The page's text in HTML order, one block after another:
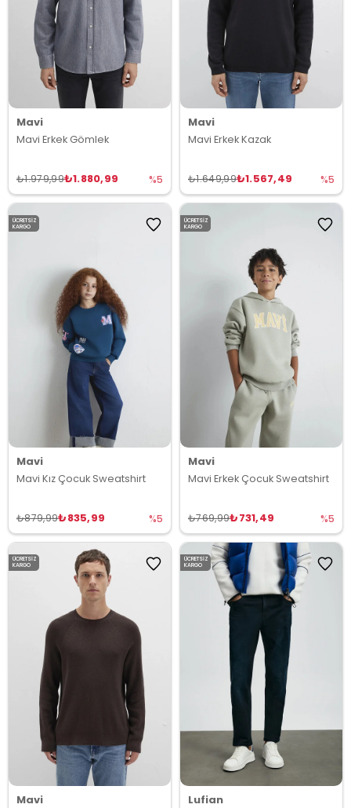
Mavi
Mavi Erkek Gömlek
₺1.880,99
₺1.979,99 %5
Mavi
Mavi Erkek Kazak
₺1.567,49
₺1.649,99 %5
Mavi
Mavi Kız Çocuk Sweatshirt
₺835,99
₺879,99 %5
ÜCRETSIZ
KARGO
Mavi
Mavi Erkek Çocuk Sweatshirt
₺731,49
₺769,99 %5
ÜCRETSIZ
KARGO
Mavi
ÜCRETSIZ
KARGO
Lufian
ÜCRETSIZ
KARGO